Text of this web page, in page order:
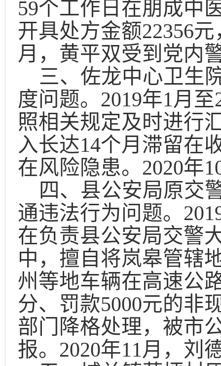
59个工作日在朋成中
开具处方金额22356元
月，黄平双受到党内
三、佐龙中心卫生
度问题。 2019年1月至
照相关规定及时进行
入长达14个月滞留在
在风险隐患。 2020年
四、县公安局原交
通违法行为问题。
在负责县公安局交警
中，擅自将岚皋管辖
州等地车辆在高速公
分、罚款5000元的非
部门降格处理，被市
报。 2020年11月，刘